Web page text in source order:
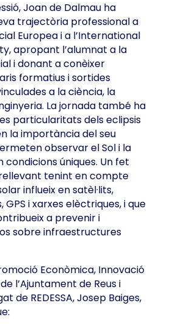
Joan de Dalmau ha
trajectòria professional a
Europea i a l’International
apropant l’alumnat a la
i donant a conèixer
formatius i sortides
a la ciència, la
La jornada també ha
particularitats dels eclipsis
la importància del seu
observar el Sol i la
condicions úniques. Un fet
tenint en compte
influeix en satèl·lits,
i xarxes elèctriques, i que
a prevenir i
sobre infraestructures
Econòmica, Innovació
l’Ajuntament de Reus i
de REDESSA, Josep Baiges,